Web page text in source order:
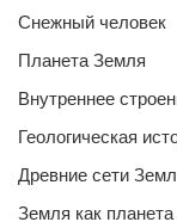
Снежный человек
Планета Земля
Внутреннее
Геологическая
Древние сети
Земля как планета